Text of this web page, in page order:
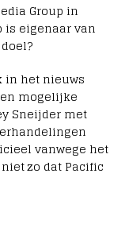
Group in
is eigenaar van
in het nieuws
mogelijke
Sneijder met
vanwege het
zo dat Pacific